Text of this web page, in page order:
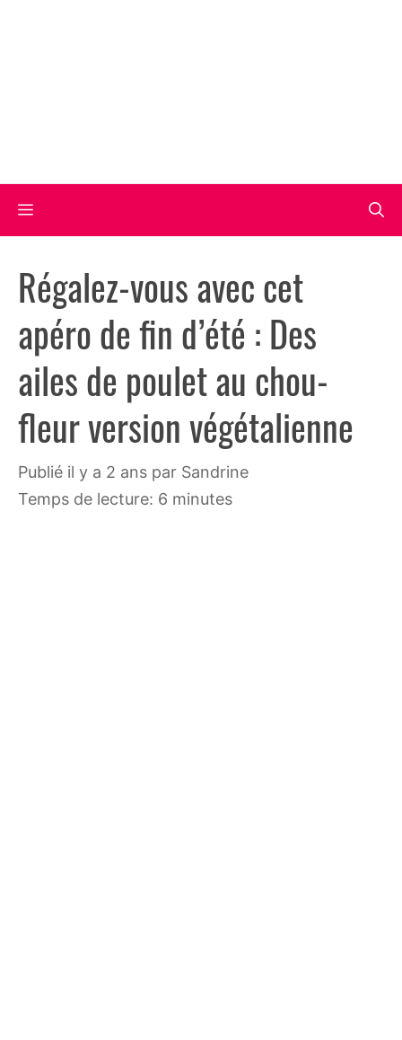
Menu
Régalez-vous avec cet
apéro de fin d’été : Des
ailes de poulet au chou-
fleur version végétalienne
publié il y a 2 ans par Sandrine
Temps de lecture: 6 minutes